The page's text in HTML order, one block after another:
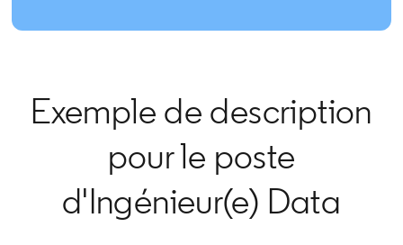
Exemple de description
pour le poste
d'Ingénieur(e) Data